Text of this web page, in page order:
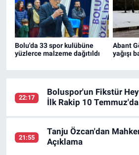
Bolu'da 33 spor kulübüne
yüzlerce malzeme dağıtıldı
Abant
yağışı
22:17
Boluspor'un Fikstür
İlk Rakip 10
21:55
Tanju Özcan'dan
Açıklama